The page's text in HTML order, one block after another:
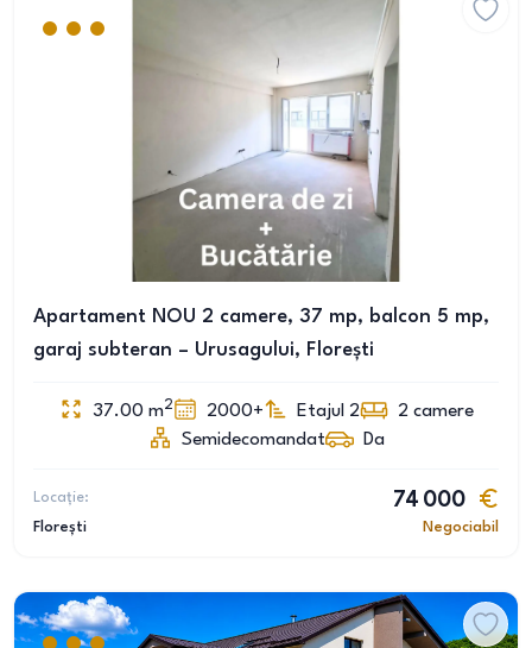
Apartament NOU 2 camere, 37 mp, balcon 5 mp,
garaj subteran – Urusagului, Florești
37.00 m2 2000+ Etajul 2 2 camere
Semidecomandat
Da
Locație:
Florești
74 000
Negociabil